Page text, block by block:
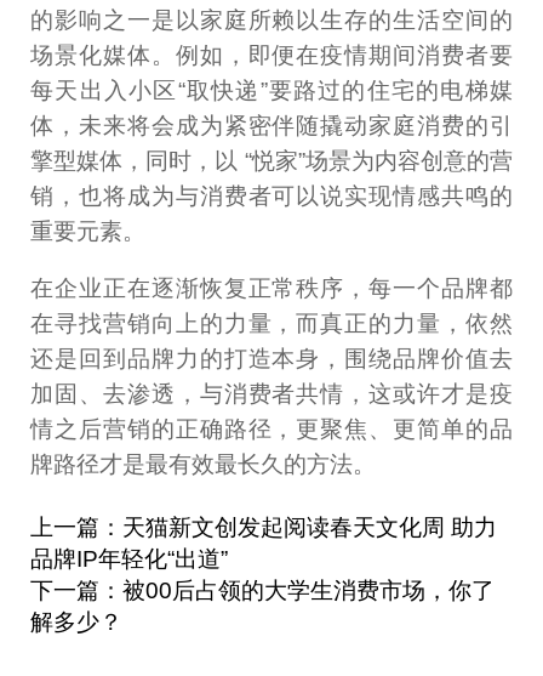
的影响之一是以家庭所赖以生存的生活空间的
场景化媒体。例如，即便在疫情期间消费者要
每天出入小区“取快递”要路过的住宅的电梯媒
体，未来将会成为紧密伴随撬动家庭消费的引
擎型媒体，同时，以 “悦家”场景为内容创意的营
销，也将成为与消费者可以说实现情感共鸣的
重要元素。
在企业正在逐渐恢复正常秩序，每一个品牌都
在寻找营销向上的力量，而真正的力量，依然
还是回到品牌力的打造本身，围绕品牌价值去
加固、去渗透，与消费者共情，这或许才是疫
情之后营销的正确路径，更聚焦、更简单的品
牌路径才是最有效最长久的方法。
上一篇：天猫新文创发起阅读春天文化周 助力
品牌IP年轻化“出道”
下一篇：被00后占领的大学生消费市场，你了
解多少？